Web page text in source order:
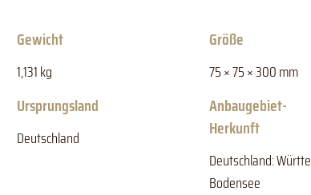
Gewicht
1,131 kg
Größe
75 × 75 × 300 mm
Ursprungsland
Deutschland
Anbaugebiet-
Herkunft
Deutschland:
Bodensee